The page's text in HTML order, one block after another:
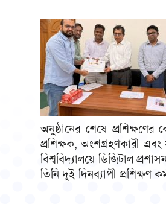
অনুষ্ঠানের শেষে প্রশিক্ষণের
প্রশিক্ষক, অংশগ্রহণকারী
বিশ্ববিদ্যালয়ে ডিজিটাল
তিনি দুই দিনব্যাপী প্রশিক্ষণ